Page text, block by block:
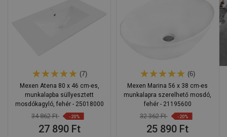
(7)
Mexen Atena 80 x 46 cm-es,
munkalapba süllyesztett
mosdókagyló, fehér - 25018000
34 862 Ft -20%
27 890 Ft
(6)
Mexen Marina 56 x 38 cm-es
munkalapra szerelhető mosdó,
fehér - 21195600
32 362 Ft -20%
25 890 Ft